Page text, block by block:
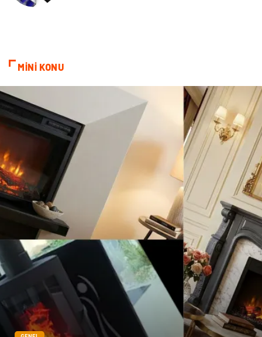
Cam sosyal
Kına Gecesi genel blog
Sigorta Veteriner
kadınlar ve takı
Spor Malzemeleri
MİNİ KONU